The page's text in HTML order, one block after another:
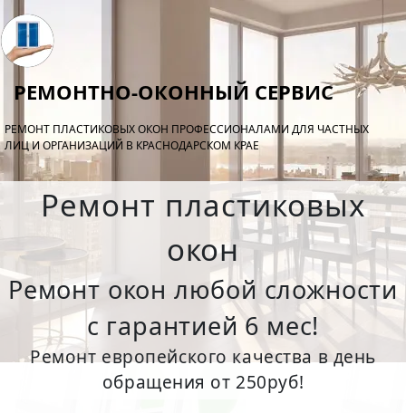
РЕМОНТНО-ОКОННЫЙ СЕРВИС
РЕМОНТ ПЛАСТИКОВЫХ ОКОН ПРОФЕССИОНАЛАМИ ДЛЯ ЧАСТНЫХ
ЛИЦ И ОРГАНИЗАЦИЙ В КРАСНОДАРСКОМ КРАЕ
Ремонт пластиковых
окон
Ремонт окон любой сложности
с гарантией 6 мес!
Ремонт европейского качества в день
обращения от 250руб!